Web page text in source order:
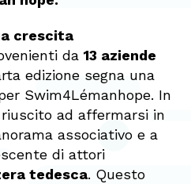
crescita
da 13 aziende
edizione segna una
Swim4Lémanhope. In
riuscito ad affermarsi in
associativo e a
di attori
tedesca. Questo